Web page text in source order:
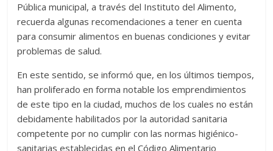
Pública municipal, a través del Instituto del Alimento,
recuerda algunas recomendaciones a tener en cuenta
para consumir alimentos en buenas condiciones y evitar
problemas de salud.
En este sentido, se informó que, en los últimos tiempos,
han proliferado en forma notable los emprendimientos
de este tipo en la ciudad, muchos de los cuales no están
debidamente habilitados por la autoridad sanitaria
competente por no cumplir con las normas higiénico-
sanitarias establecidas en el Código Alimentario